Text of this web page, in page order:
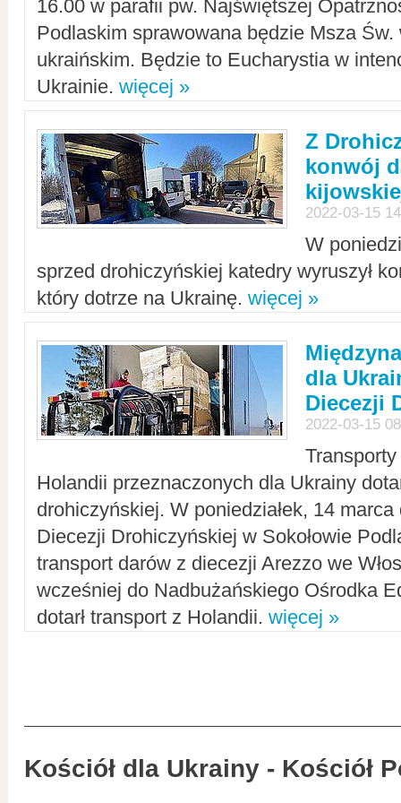
16.00 w parafii pw. Najświętszej
Podlaskim sprawowana będzie Msza Św.
ukraińskim. Będzie to Eucharystia w
Ukrainie. więcej »
Z
konwój
2022-03-15
W
sprzed drohiczyńskiej katedry wyruszył
który dotrze na Ukrainę. więcej »
dla
Diecezji
2022-03-15
Holandii przeznaczonych dla Ukrainy
drohiczyńskiej. W poniedziałek, 14
Diecezji Drohiczyńskiej w Sokołowie
transport darów z diecezji Arezzo we
wcześniej do Nadbużańskiego Ośrodka
dotarł transport z Holandii. więcej »
Kościół dla Ukrainy - Kościół